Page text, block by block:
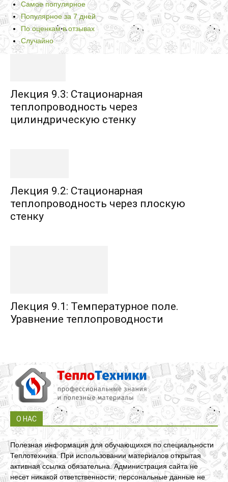
Самое популярное
Популярное за 7 дней
По оценкам в отзывах
Случайно
Лекция 9.3: Стационарная
теплопроводность через
цилиндрическую стенку
Лекция 9.2: Стационарная
теплопроводность через плоскую
стенку
Лекция 9.1: Температурное поле.
Уравнение теплопроводности
О НАС
Полезная информация для обучающихся по специальности
Теплотехника. При использовании материалов открытая
активная ссылка обязательна. Администрация сайта не
несет никакой ответственности, персональные данные не